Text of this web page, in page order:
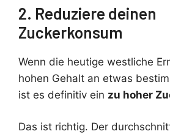
2. Reduziere deinen
Zuckerkonsum
Wenn die heutige westliche
hohen Gehalt an etwas
ist es definitiv ein zu hoher
Das ist richtig. Der